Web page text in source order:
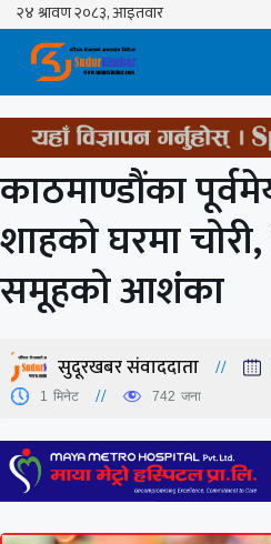
Skip
content
काठमाण्डौंका
शाहको घरमा
समूहको आशंका
सुदूरखबर संवाददाता
1 मिनेट 742 जना